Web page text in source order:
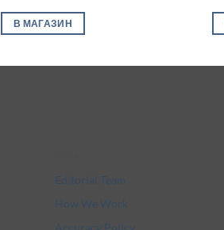
В МАГАЗИН
Editorial Team
How We Work
Accuracy Policy